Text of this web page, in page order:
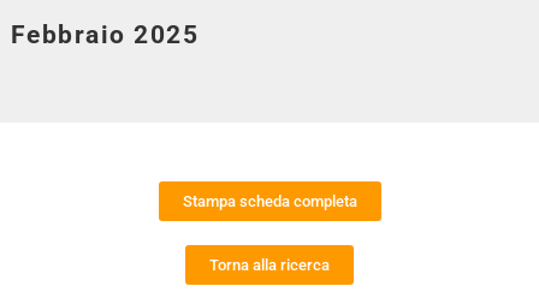
Febbraio 2025
Stampa scheda completa
Torna alla ricerca